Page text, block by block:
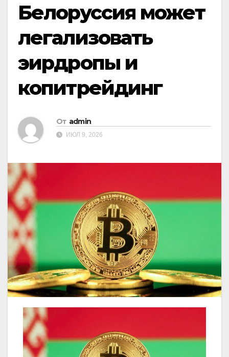
Белоруссия может
легализовать
эирдропы и
копитрейдинг
От admin
ИЮЛ 9, 2026